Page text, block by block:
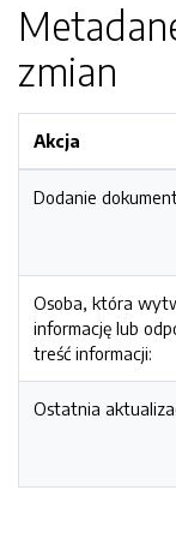
zmian
Akcja
Dodanie
Osoba, która
informację lub
treść informacji:
Ostatnia